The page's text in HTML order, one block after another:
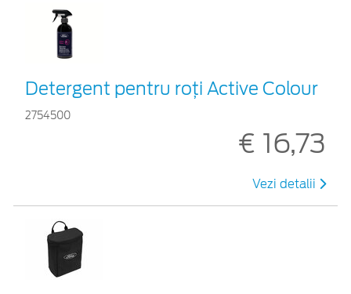
Detergent pentru roți Active Colour
2754500
€ 16,73
Vezi detalii